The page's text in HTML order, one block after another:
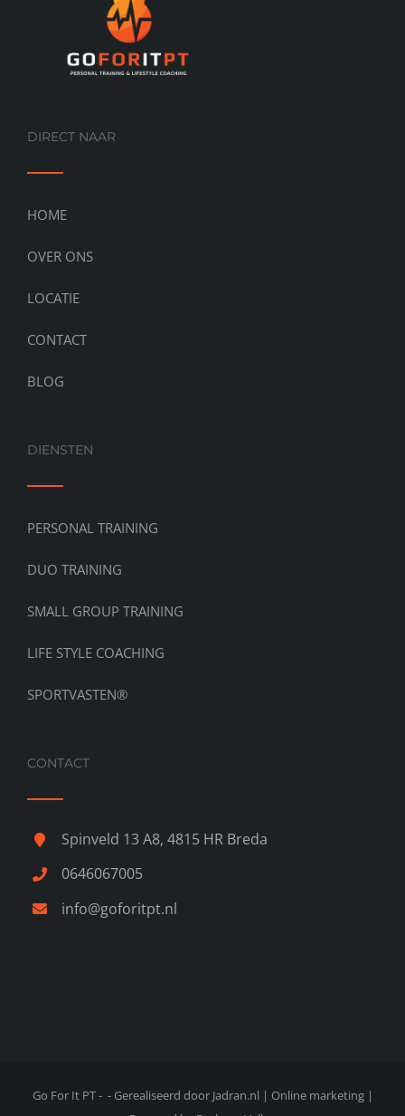
DIRECT NAAR
HOME
OVER ONS
LOCATIE
CONTACT
BLOG
DIENSTEN
PERSONAL TRAINING
DUO TRAINING
SMALL GROUP TRAINING
LIFE STYLE COACHING
SPORTVASTEN®
CONTACT
Spinveld 13 A8, 4815 HR Breda
0646067005
info@goforitpt.nl
Go For It PT - - Gerealiseerd door Jadran.nl | Online marketing|